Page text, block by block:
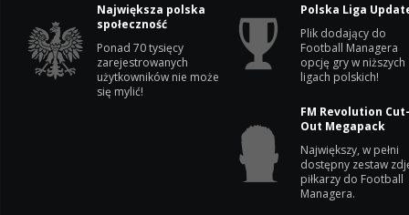
Największa polska
społeczność
Ponad 70 tysięcy
zarejestrowanych
użytkowników nie może
się mylić!
Polska Liga
Plik dodający do
Football Managera
opcję gry w niższych
ligach polskich!
FM Revolution
Out Megapack
Największy, w pełni
dostępny zestaw
piłkarzy do Football
Managera.